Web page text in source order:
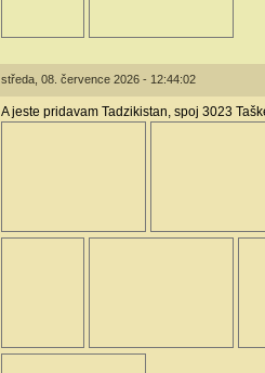
středa, 08. července 2026 - 12:44:02
A jeste pridavam Tadzikistan, spoj 3023